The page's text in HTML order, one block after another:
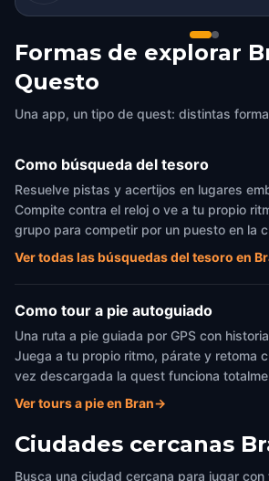
Formas de explorar
Questo
Una app, un tipo de quest: distintas
Como búsqueda del tesoro
Resuelve pistas y acertijos en lugares
Compite contra el reloj o ve a tu propio
grupo para competir por un puesto en la
Ver todas las búsquedas del tesoro en
Como tour a pie autoguiado
Una ruta a pie guiada por GPS con
Juega a tu propio ritmo, párate y retoma
vez descargada la quest funciona
Ver tours a pie en Bran→
Ciudades cercanas
Busca una ciudad cercana para jugar